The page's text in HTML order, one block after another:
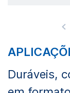
Duráveis,